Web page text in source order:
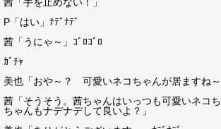
P「はい」ﾅﾃﾞﾅﾃﾞ
茜「うにゃ～」ｺﾞﾛｺﾞﾛ
ｶﾞﾁｬ
美也「おや～？ 可愛いネコちゃんが居ますね～
茜「そうそう。茜ちゃんはいっつも可愛いネコ
ちゃんもナデナデして良いよ？」